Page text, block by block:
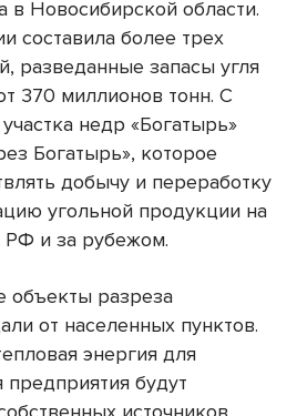
в Новосибирской области.
составила более трех
разведанные запасы угля
370 миллионов тонн. С
недр «Богатырь»
Богатырь», которое
добычу и переработку
угольной продукции на
и за рубежом.
объекты разреза
от населенных пунктов.
энергия для
будут